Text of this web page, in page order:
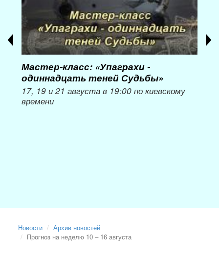
Мастер-класс: «Упаграхи -
одиннадцать теней Судьбы»
17, 19 и 21 августа в 19:00 по киевскому
времени
Новости
Архив новостей
Прогноз на неделю 10 – 16 августа